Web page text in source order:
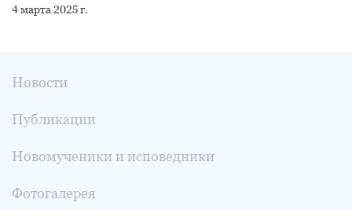
4 марта 2025 г.
Новости
Публикации
Новомученики и исповедники
Фотогалерея